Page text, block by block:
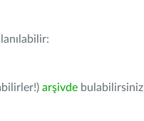
arşivde bulabilirsiniz